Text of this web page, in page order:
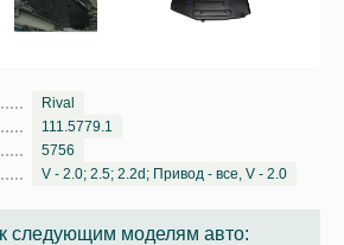
Rival
111.5779.1
5756
V - 2.0; 2.5; 2.2d; Привод - все, V - 2.0
следующим моделям авто: